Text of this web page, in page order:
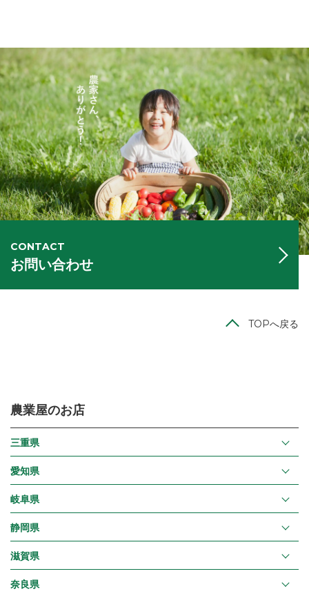
CONTACT
お問い合わせ
TOPへ戻る
農業屋のお店
三重県
愛知県
岐阜県
静岡県
滋賀県
奈良県